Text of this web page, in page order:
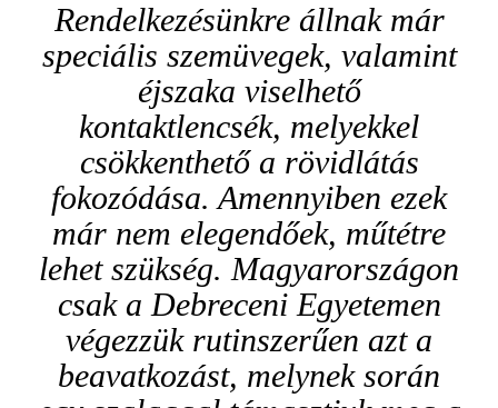
Rendelkezésünkre állnak már
speciális szemüvegek, valamint
éjszaka viselhető
kontaktlencsék, melyekkel
csökkenthető a rövidlátás
fokozódása. Amennyiben ezek
már nem elegendőek, műtétre
lehet szükség. Magyarországon
csak a Debreceni Egyetemen
végezzük rutinszerűen azt a
beavatkozást, melynek során